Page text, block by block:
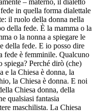
in quella forma dialettale
il ruolo della donna nella
della fede. È la mamma o la
o la nonna a spiegare le
della fede. E io posso dire
fede è femminile. Qualcuno
Perché dirò (che)
e la Chiesa è donna, la
la Chiesa è donna. E noi
Chiesa donna, della
qualsiasi fantasia
maschilista. La Chiesa